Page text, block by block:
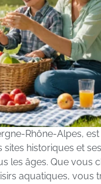
Rhône-Alpes,
historiques et
les âges. Que vous
aquatiques, vous